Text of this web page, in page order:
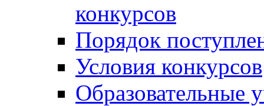
конкурсов
Порядок
Условия конкурсов
Образовательные